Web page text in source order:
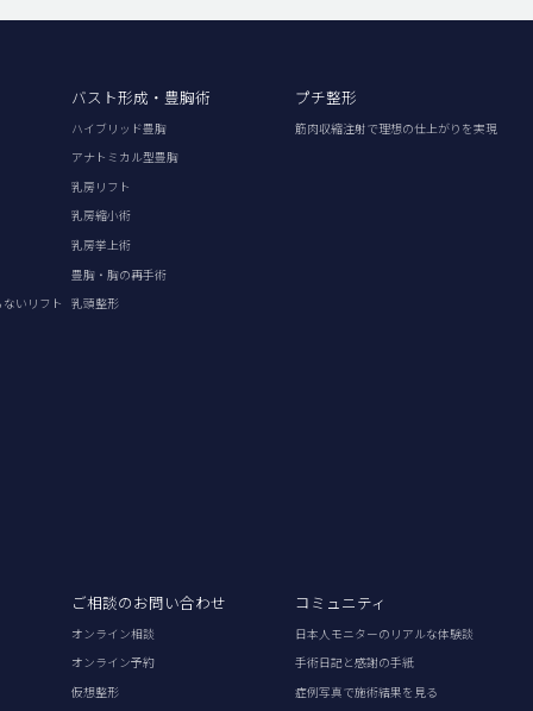
いリフト
バスト形成・豊胸術
ハイブリッド豊胸
アナトミカル型豊胸
乳房リフト
乳房縮小術
乳房挙上術
豊胸・胸の再手術
乳頭整形
プチ整形
筋肉収縮注射で理想の仕上がりを実現
ご相談のお問い合わせ
オンライン相談
オンライン予約
仮想整形
コミュニティ
日本人モニターのリアルな体験談
手術日記と感謝の手紙
症例写真で施術結果を見る